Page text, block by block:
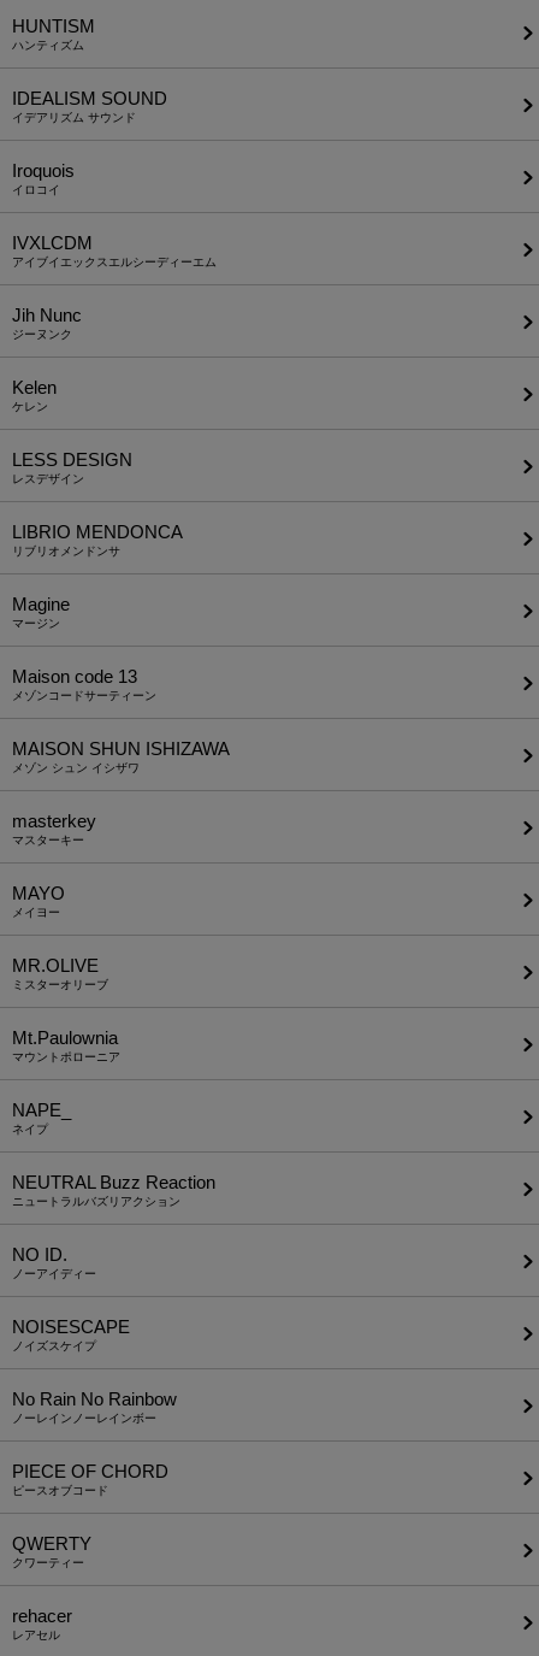
HUNTISM
ハンティズム
IDEALISM SOUND
イデアリズム サウンド
Iroquois
イロコイ
IVXLCDM
アイブイエックスエルシーディーエム
Jih Nunc
ジーヌンク
Kelen
ケレン
LESS DESIGN
レスデザイン
LIBRIO MENDONCA
リブリオメンドンサ
Magine
マージン
Maison code 13
メゾンコードサーティーン
MAISON SHUN ISHIZAWA
メゾン シュン イシザワ
masterkey
マスターキー
MAYO
メイヨー
MR.OLIVE
ミスターオリーブ
Mt.Paulownia
マウントポローニア
NAPE_
ネイプ
NEUTRAL Buzz Reaction
ニュートラルバズリアクション
NO ID.
ノーアイディー
NOISESCAPE
ノイズスケイプ
No Rain No Rainbow
ノーレインノーレインボー
PIECE OF CHORD
ピースオブコード
QWERTY
クワーティー
rehacer
レアセル